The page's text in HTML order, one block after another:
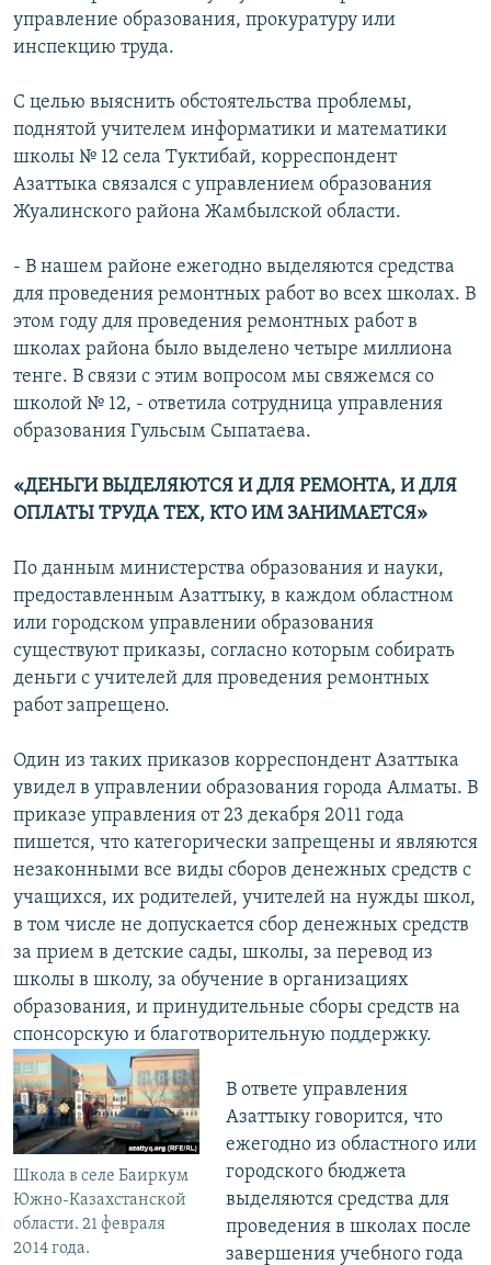
управление образования, прокуратуру или
инспекцию труда.
С целью выяснить обстоятельства проблемы,
поднятой учителем информатики и математики
школы № 12 села Туктибай, корреспондент
Азаттыка связался с управлением образования
Жуалинского района Жамбылской области.
- В нашем районе ежегодно выделяются средства
для проведения ремонтных работ во всех школах. В
этом году для проведения ремонтных работ в
школах района было выделено четыре миллиона
тенге. В связи с этим вопросом мы свяжемся со
школой № 12, - ответила сотрудница управления
образования Гульсым Сыпатаева.
«ДЕНЬГИ ВЫДЕЛЯЮТСЯ И ДЛЯ РЕМОНТА, И ДЛЯ
ОПЛАТЫ ТРУДА ТЕХ, КТО ИМ ЗАНИМАЕТСЯ»
По данным министерства образования и науки,
предоставленным Азаттыку, в каждом областном
или городском управлении образования
существуют приказы, согласно которым собирать
деньги с учителей для проведения ремонтных
работ запрещено.
Один из таких приказов корреспондент Азаттыка
увидел в управлении образования города Алматы. В
приказе управления от 23 декабря 2011 года
пишется, что категорически запрещены и являются
незаконными все виды сборов денежных средств с
учащихся, их родителей, учителей на нужды школ,
в том числе не допускается сбор денежных средств
за прием в детские сады, школы, за перевод из
школы в школу, за обучение в организациях
образования, и принудительные сборы средств на
спонсорскую и благотворительную поддержку.
Школа в селе Баиркум
Южно-Казахстанской
области. 21 февраля
2014 года.
В ответе управления
Азаттыку говорится, что
ежегодно из областного или
городского бюджета
выделяются средства для
проведения в школах после
завершения учебного года